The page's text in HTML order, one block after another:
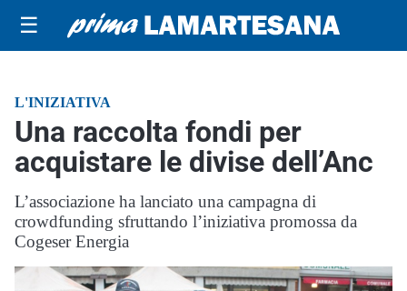
☰
L'INIZIATIVA
Una raccolta fondi per
acquistare le divise dell’Anc
L’associazione ha lanciato una campagna di
crowdfunding sfruttando l’iniziativa promossa da
Cogeser Energia